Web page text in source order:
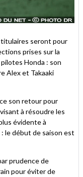
seront pour
prises sur la
Honda : son
Alex et Takaaki
son retour pour
à résoudre les
évidente à
le début de saison est
prudence de
pour éviter de